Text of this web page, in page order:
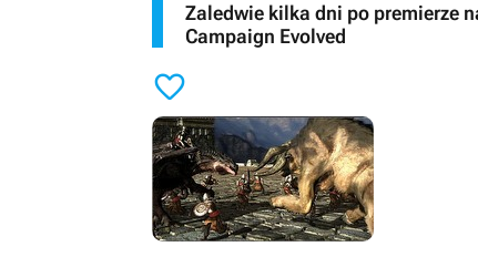
Zaledwie kilka dni po premierze
Campaign Evolved
